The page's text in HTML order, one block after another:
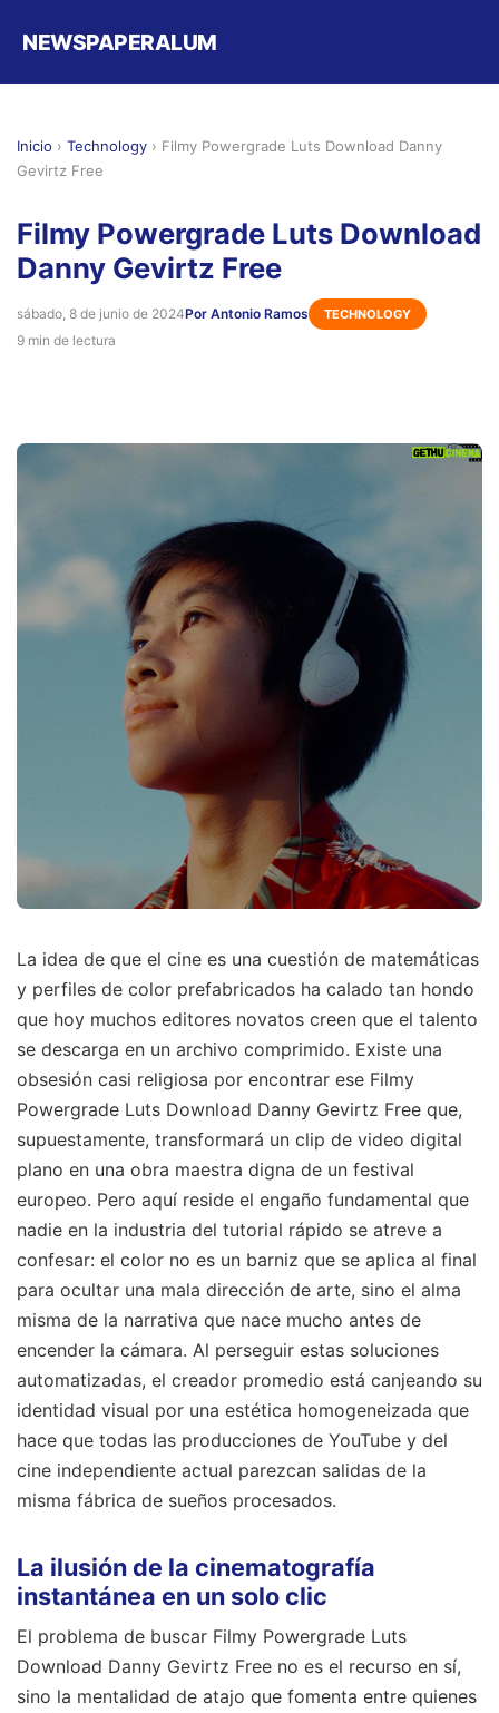
NEWSPAPERALUM
Inicio › Technology › Filmy Powergrade Luts Download Danny
Gevirtz Free
Filmy Powergrade Luts Download
Danny Gevirtz Free
sábado, 8 de junio de 2024Por Antonio Ramos TECHNOLOGY
9 min de lectura
La idea de que el cine es una cuestión de matemáticas
y perfiles de color prefabricados ha calado tan hondo
que hoy muchos editores novatos creen que el talento
se descarga en un archivo comprimido. Existe una
obsesión casi religiosa por encontrar ese Filmy
Powergrade Luts Download Danny Gevirtz Free que,
supuestamente, transformará un clip de video digital
plano en una obra maestra digna de un festival
europeo. Pero aquí reside el engaño fundamental que
nadie en la industria del tutorial rápido se atreve a
confesar: el color no es un barniz que se aplica al final
para ocultar una mala dirección de arte, sino el alma
misma de la narrativa que nace mucho antes de
encender la cámara. Al perseguir estas soluciones
automatizadas, el creador promedio está canjeando su
identidad visual por una estética homogeneizada que
hace que todas las producciones de YouTube y del
cine independiente actual parezcan salidas de la
misma fábrica de sueños procesados.
La ilusión de la cinematografía
instantánea en un solo clic
El problema de buscar Filmy Powergrade Luts
Download Danny Gevirtz Free no es el recurso en sí,
sino la mentalidad de atajo que fomenta entre quienes